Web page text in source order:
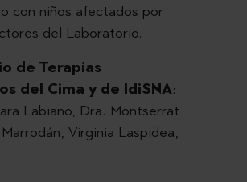
con niños afectados por
del Laboratorio.
de Terapias
del Cima y de IdiSNA:
Labiano, Dra. Montserrat
Virginia Laspidea,